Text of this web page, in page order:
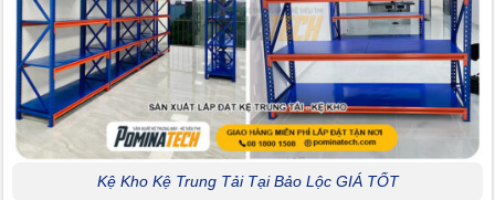
Kệ Kho Kệ Trung Tải Tại Bảo Lộc GIÁ TỐT